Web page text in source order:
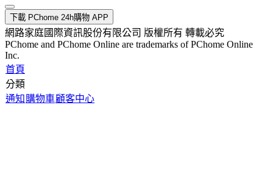
下載 PChome 24h購物 APP
網路家庭國際資訊股份有限公司 版權所有 轉載必究
PChome and PChome Online are trademarks of PChome Online
Inc.
首頁
分類
通知 購物車顧客中心